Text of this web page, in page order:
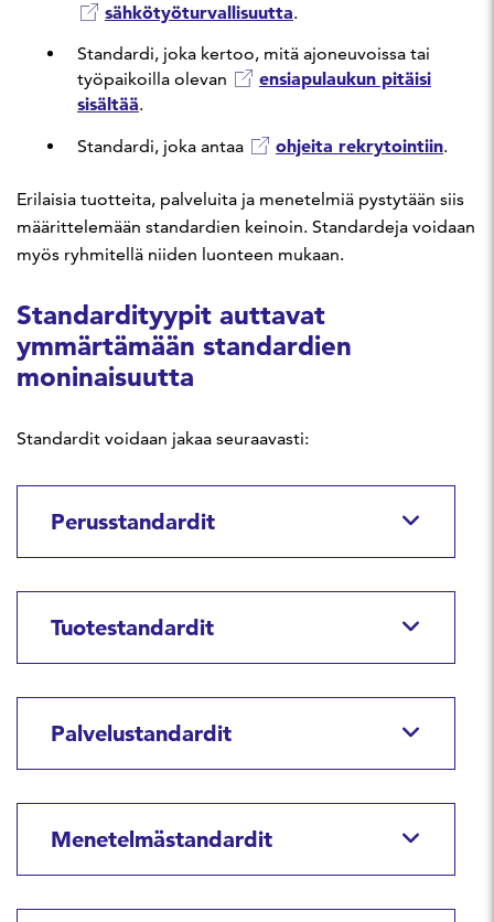
sähkötyöturvallisuutta.
Standardi, joka kertoo, mitä ajoneuvoissa tai
työpaikoilla olevan
ensiapulaukun pitäisi
sisältää.
Standardi, joka antaa
ohjeita rekrytointiin.
Erilaisia tuotteita, palveluita ja menetelmiä pystytään siis
määrittelemään standardien keinoin. Standardeja voidaan
myös ryhmitellä niiden luonteen mukaan.
Standardityypit auttavat
ymmärtämään standardien
moninaisuutta
Standardit voidaan jakaa seuraavasti:
Perusstandardit
Tuotestandardit
Palvelustandardit
Menetelmästandardit